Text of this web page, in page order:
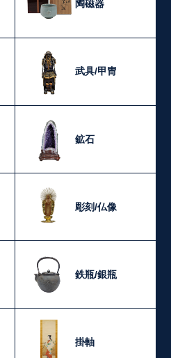
陶磁器
武具/甲冑
鉱石
彫刻/仏像
鉄瓶/銀瓶
掛軸